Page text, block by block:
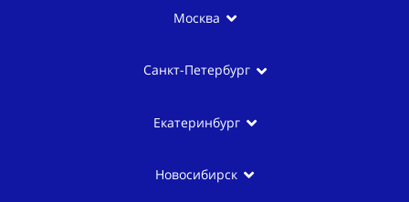
Москва
Санкт-Петербург
Екатеринбург
Новосибирск